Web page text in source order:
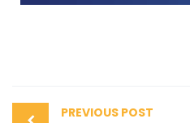
PREVIOUS POST